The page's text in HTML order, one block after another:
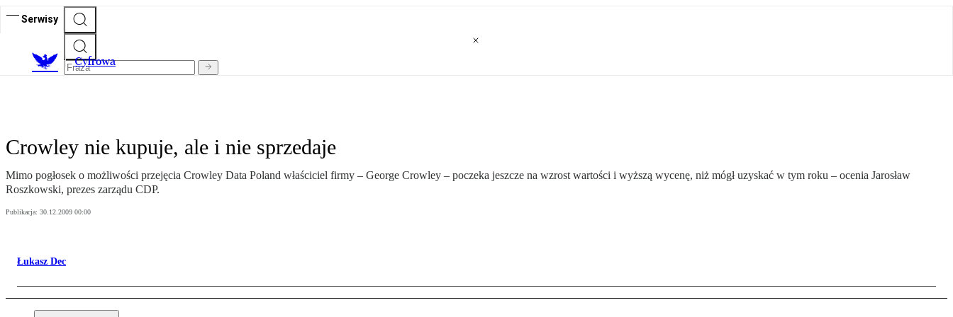
Serwisy
Cyfrowa
Crowley nie kupuje, ale i nie sprzedaje
Mimo pogłosek o możliwości przejęcia Crowley Data Poland właściciel firmy – George Crowley – poczeka jeszcze na wzrost wartości i wyższą wycenę, niż mógł uzyskać w tym roku – ocenia Jarosław
Roszkowski, prezes zarządu CDP.
Publikacja: 30.12.2009 00:00
Łukasz Dec